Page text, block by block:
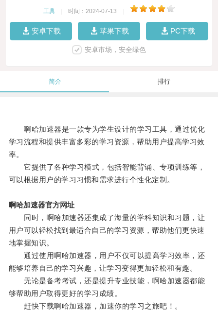
工具 时间：2024-07-13
安卓下载 苹果下载 PC下载
安卓市场，安全绿色
简介 排行
啊哈加速器是一款专为学生设计的学习工具，通过优化
学习流程和提供丰富多彩的学习资源，帮助用户提高学习效
率。
它提供了各种学习模式，包括智能背诵、专项训练等，
可以根据用户的学习习惯和需求进行个性化定制。
啊哈加速器官方网址
同时，啊哈加速器还集成了海量的学科知识和习题，让
用户可以轻松找到最适合自己的学习资源，帮助他们更快速
地掌握知识。
通过使用啊哈加速器，用户不仅可以提高学习效率，还
能够培养自己的学习兴趣，让学习变得更加轻松和有趣。
无论是备考考试，还是提升专业技能，啊哈加速器都能
够帮助用户取得更好的学习成绩。
赶快下载啊哈加速器，加速你的学习之旅吧！。